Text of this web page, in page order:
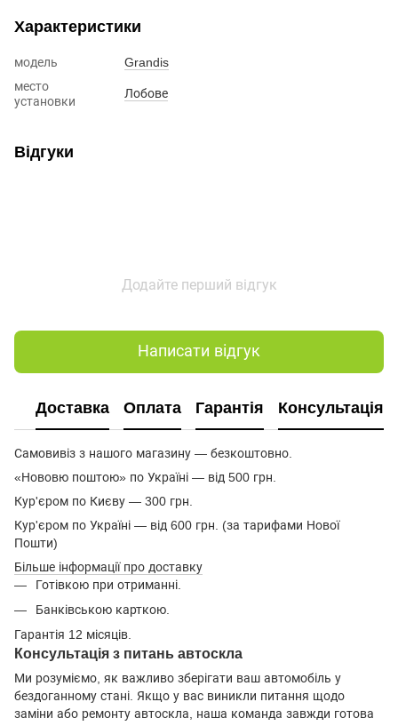
Характеристики
модель
Grandis
место
установки
Лобове
Відгуки
Додайте перший відгук
Написати відгук
Доставка Оплата Гарантія Консультація
Самовивіз з нашого магазину — безкоштовно.
«Нововю поштою» по Україні — від 500 грн.
Кур'єром по Києву — 300 грн.
Кур'єром по Україні — від 600 грн. (за тарифами Нової
Пошти)
Більше інформації про доставку
Готівкою при отриманні.
Банківською карткою.
Гарантія 12 місяців.
Консультація з питань автоскла
Ми розуміємо, як важливо зберігати ваш автомобіль у
бездоганному стані. Якщо у вас виникли питання щодо
заміни або ремонту автоскла, наша команда завжди готова